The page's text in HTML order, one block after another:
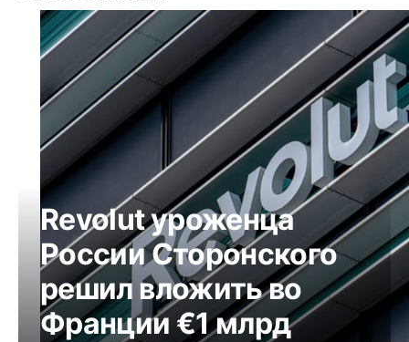
Revolut уроженца
России Сторонского
решил вложить во
Франции €1 млрд